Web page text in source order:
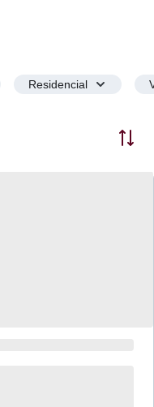
Residencial
Ordenar